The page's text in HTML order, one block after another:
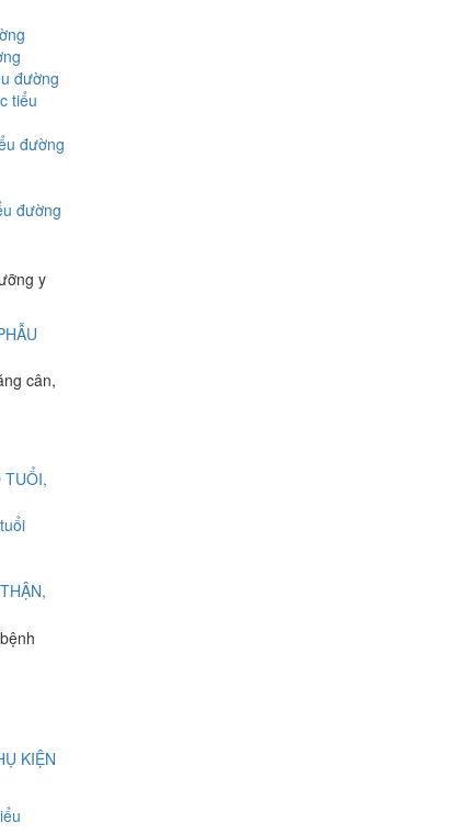
đường
tiểu
đường
đường
y
cân,
TUỔI,
KIỆN